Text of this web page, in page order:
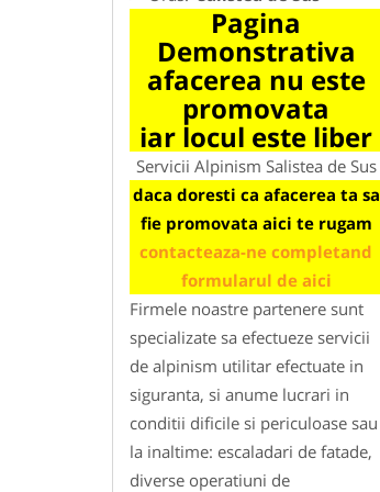
Pagina
Demonstrativa
afacerea nu este
promovata
iar locul este liber
Servicii Alpinism Salistea de Sus
daca doresti ca afacerea ta sa
fie promovata aici te rugam
contacteaza-ne completand
formularul de aici
Firmele noastre partenere sunt
specializate sa efectueze servicii
de alpinism utilitar efectuate in
siguranta, si anume lucrari in
conditii dificile si periculoase sau
la inaltime: escaladari de fatade,
diverse operatiuni de